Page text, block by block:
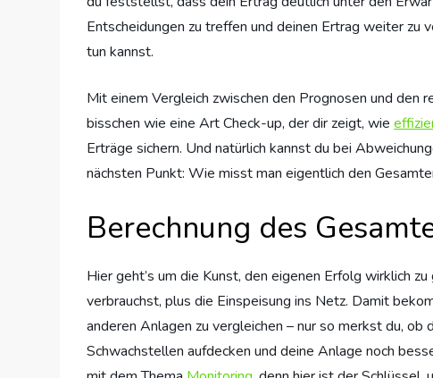
Entscheidungen zu treffen und deinen Ertrag weiter
tun kannst.
Mit einem Vergleich zwischen den Prognosen und
bisschen wie eine Art Check-up, der dir zeigt, wie
Erträge sichern. Und natürlich kannst du bei
nächsten Punkt: Wie misst man eigentlich den
Berechnung des
Hier geht’s um die Kunst, den eigenen Erfolg wirklich
verbrauchst, plus die Einspeisung ins Netz. Damit
anderen Anlagen zu vergleichen – nur so merkst du,
Schwachstellen aufdecken und deine Anlage noch